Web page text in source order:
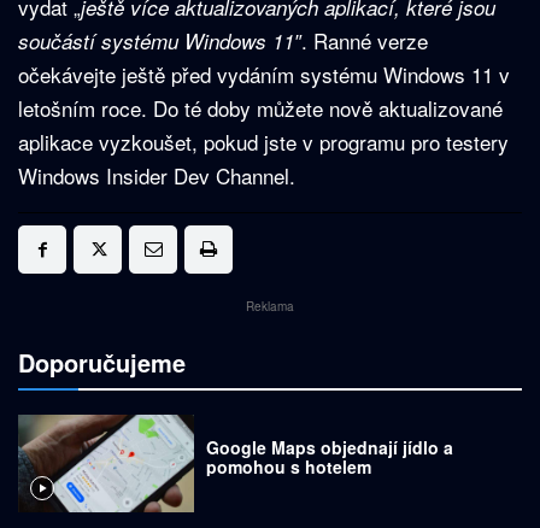
vydat „ještě více aktualizovaných aplikací, které jsou
součástí systému Windows 11″. Ranné verze
očekávejte ještě před vydáním systému Windows 11 v
letošním roce. Do té doby můžete nově aktualizované
aplikace vyzkoušet, pokud jste v programu pro testery
Windows Insider Dev Channel.
Reklama
Doporučujeme
Google Maps objednají jídlo a
pomohou s hotelem